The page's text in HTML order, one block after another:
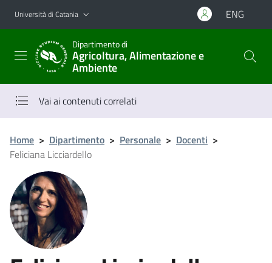
Vai al contenuto principale
Vai al menu di navigazione
Università di Catania ENG
Dipartimento di
Agricoltura, Alimentazione e
Ambiente
Vai ai contenuti correlati
Home > Dipartimento > Personale > Docenti >
Feliciana Licciardello